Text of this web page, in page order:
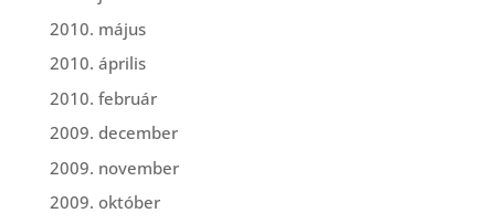
2010. május
2010. április
2010. február
2009. december
2009. november
2009. október